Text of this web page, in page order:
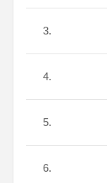
3.
4.
5.
6.